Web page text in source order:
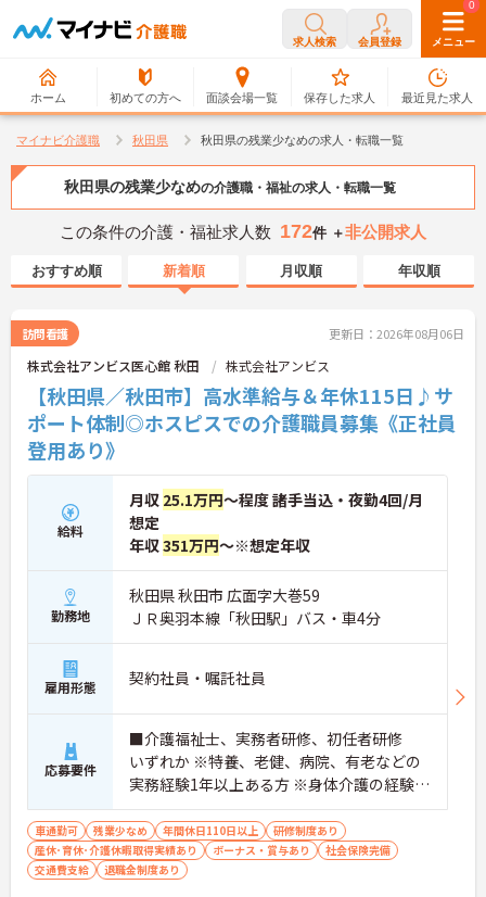
求人検索 会員登録 メニュー
ホーム 初めての方へ 面談会場一覧
0
保存した求人
0
最近見た求人
マイナビ介護職 秋田県 秋田県の残業少なめの求人・転職一覧
秋田県の残業少なめの介護職・福祉の求人・転職一覧
この条件の介護・福祉求人数 172件 ＋非公開求人
おすすめ順 新着順 月収順 年収順
訪問看護 更新日：2026年08月06日
株式会社アンビス医心館 秋田 株式会社アンビス
【秋田県／秋田市】高水準給与＆年休115日♪サ
ポート体制◎ホスピスでの介護職員募集《正社員
登用あり》
給料
月収 25.1万円～程度 諸手当込・夜勤4回/月
想定
年収351万円～※想定年収
勤務地
秋田県 秋田市 広面字大巻59
ＪＲ奥羽本線「秋田駅」バス・車4分
雇用形態 契約社員・嘱託社員
応募要件
■介護福祉士、実務者研修、初任者研修
いずれか ※特養、老健、病院、有老などの
実務経験1年以上ある方 ※身体介護の経験年
以上ある方、機械浴の使用の経験のある方
歓迎
車通勤可 残業少なめ 年間休日110日以上
研修制度あり
産休･育休･介護休暇取得実績あり
ボーナス・賞与あり
社会保険完備
交通費支給
退職金制度あり